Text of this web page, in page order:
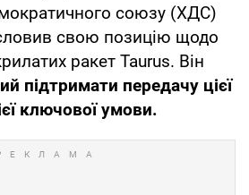
союзу (ХДС)
свою позицію щодо
ракет Taurus. Він
підтримати передачу цієї
ключової умови.